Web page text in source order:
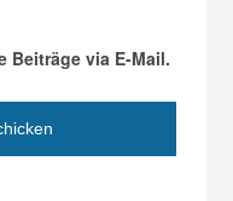
Beiträge via E-Mail.